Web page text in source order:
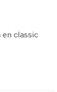
en classic